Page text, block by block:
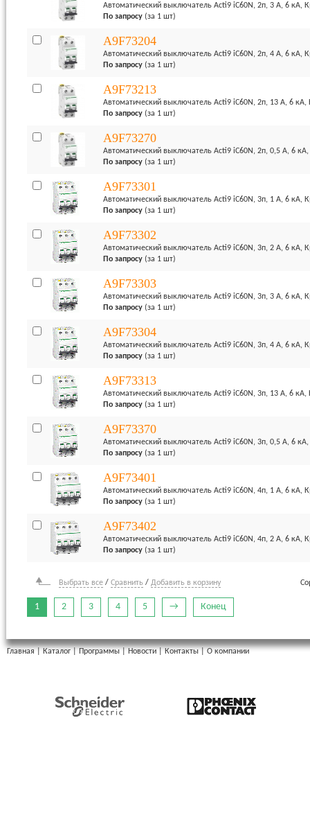
Автоматический выключатель Acti9 iC60N, 2п, 3 А, 6 кА,
По запросу (за 1 шт)
A9F73204
Автоматический выключатель Acti9 iC60N, 2п, 4 А, 6 кА,
По запросу (за 1 шт)
A9F73213
Автоматический выключатель Acti9 iC60N, 2п, 13 А, 6 кА,
По запросу (за 1 шт)
A9F73270
Автоматический выключатель Acti9 iC60N, 2п, 0,5 А, 6
По запросу (за 1 шт)
A9F73301
Автоматический выключатель Acti9 iC60N, 3п, 1 А, 6 кА,
По запросу (за 1 шт)
A9F73302
Автоматический выключатель Acti9 iC60N, 3п, 2 А, 6 кА,
По запросу (за 1 шт)
A9F73303
Автоматический выключатель Acti9 iC60N, 3п, 3 А, 6 кА,
По запросу (за 1 шт)
A9F73304
Автоматический выключатель Acti9 iC60N, 3п, 4 А, 6 кА,
По запросу (за 1 шт)
A9F73313
Автоматический выключатель Acti9 iC60N, 3п, 13 А, 6 кА,
По запросу (за 1 шт)
A9F73370
Автоматический выключатель Acti9 iC60N, 3п, 0,5 А, 6
По запросу (за 1 шт)
A9F73401
Автоматический выключатель Acti9 iC60N, 4п, 1 А, 6 кА,
По запросу (за 1 шт)
A9F73402
Автоматический выключатель Acti9 iC60N, 4п, 2 А, 6 кА,
По запросу (за 1 шт)
Выбрать все / Сравнить / Добавить в корзину
1 2 3 4 5 → Конец
Главная | Каталог | Программы | Новости | Контакты | О компании